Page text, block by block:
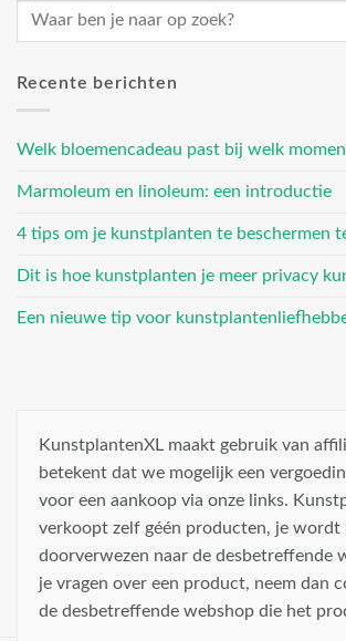
Recente berichten
Welk bloemencadeau past bij welk
Marmoleum en linoleum: een introductie
4 tips om je kunstplanten te beschermen
Dit is hoe kunstplanten je meer privacy
Een nieuwe tip voor
KunstplantenXL maakt gebruik van
betekent dat we mogelijk een
voor een aankoop via onze links.
verkoopt zelf géén producten, je wordt
doorverwezen naar de desbetreffende
je vragen over een product, neem dan
de desbetreffende webshop die het